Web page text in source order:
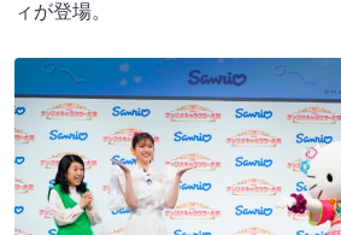
ィが登場。